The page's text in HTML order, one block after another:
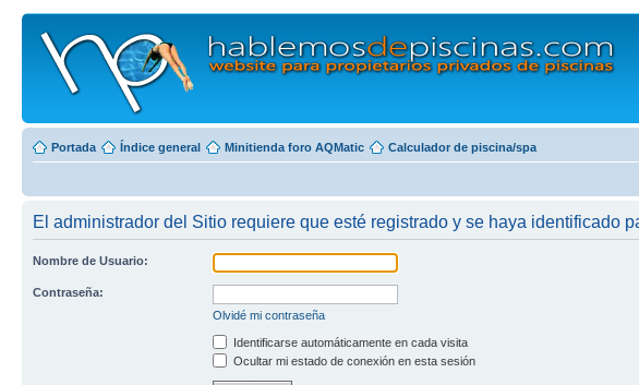
Portada Índice general Minitienda foro AQMatic Calculador de piscina/spa
El administrador del Sitio requiere que esté registrado y se haya identificado
Nombre de Usuario:
Contraseña:
Olvidé mi contraseña
Identificarse automáticamente en cada visita
Ocultar mi estado de conexión en esta sesión